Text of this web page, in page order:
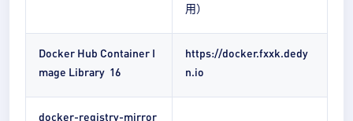
用）
Docker Hub Container I
mage Library 16
https://docker.fxxk.dedy
n.io
docker-registry-mirror